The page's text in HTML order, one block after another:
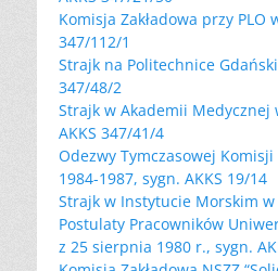
Komisja Zakładowa przy PLO
347/112/1
Strajk na Politechnice
347/48/2
Strajk w Akademii Medycznej
AKKS 347/41/4
Odezwy Tymczasowej
1984-1987, sygn. AKKS 19/14
Strajk w Instytucie Morskim
Postulaty Pracowników
z 25 sierpnia 1980 r., sygn.